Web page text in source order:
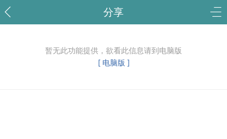
分享
暂无此功能提供，欲看此信息请到电脑版
[ 电脑版 ]